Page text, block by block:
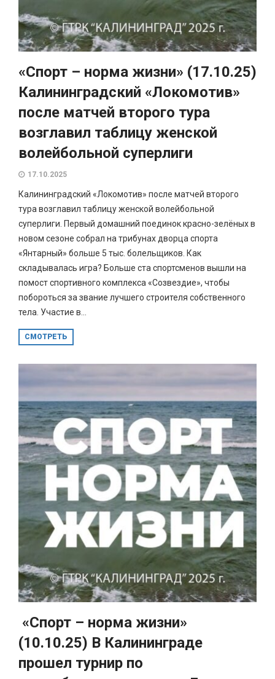
«Спорт – норма жизни» (17.10.25)
Калининградский «Локомотив»
после матчей второго тура
возглавил таблицу женской
волейбольной суперлиги
17.10.2025
Калининградский «Локомотив» после матчей второго
тура возглавил таблицу женской волейбольной
суперлиги. Первый домашний поединок красно-зелёных в
новом сезоне собрал на трибунах дворца спорта
«Янтарный» больше 5 тыс. болельщиков. Как
складывалась игра? Больше ста спортсменов вышли на
помост спортивного комплекса «Созвездие», чтобы
побороться за звание лучшего строителя собственного
тела. Участие в...
СМОТРЕТЬ
«Спорт – норма жизни»
(10.10.25) В Калининграде
прошел турнир по